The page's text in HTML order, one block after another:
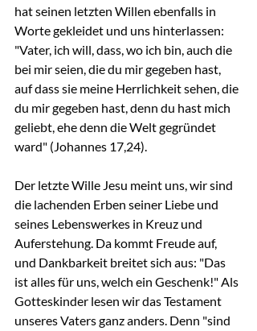
hat seinen letzten Willen ebenfalls in
Worte gekleidet und uns hinterlassen:
"Vater, ich will, dass, wo ich bin, auch die
bei mir seien, die du mir gegeben hast,
auf dass sie meine Herrlichkeit sehen, die
du mir gegeben hast, denn du hast mich
geliebt, ehe denn die Welt gegründet
ward" (Johannes 17,24).
Der letzte Wille Jesu meint uns, wir sind
die lachenden Erben seiner Liebe und
seines Lebenswerkes in Kreuz und
Auferstehung. Da kommt Freude auf,
und Dankbarkeit breitet sich aus: "Das
ist alles für uns, welch ein Geschenk!" Als
Gotteskinder lesen wir das Testament
unseres Vaters ganz anders. Denn "sind